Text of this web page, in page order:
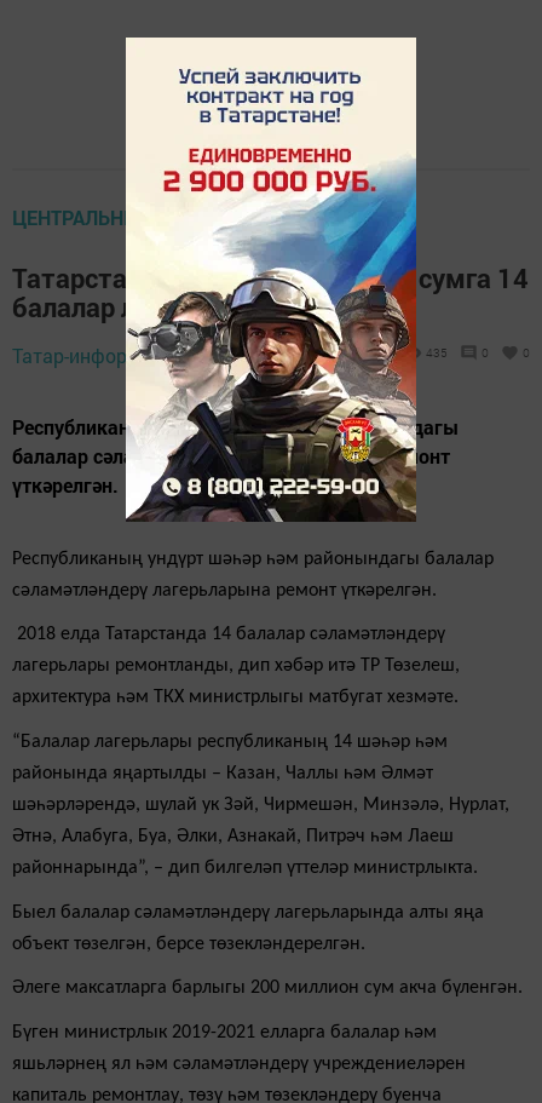
ЦЕНТРАЛЬНЫЕ НОВОСТИ
Татарстанда быел 200 миллион сумга 14
балалар лагере ремонтланган
Татар-информ, 10 декабрь 2018 - 15:29 435 0 0
Республиканың ундүрт шәһәр һәм районындагы
балалар сәламәтләндерү лагерьларына ремонт
үткәрелгән.
Республиканың ундүрт шәһәр һәм районындагы балалар
сәламәтләндерү лагерьларына ремонт үткәрелгән.
2018 елда Татарстанда 14 балалар сәламәтләндерү
лагерьлары ремонтланды, дип хәбәр итә ТР Төзелеш,
архитектура һәм ТКХ министрлыгы матбугат хезмәте.
“Балалар лагерьлары республиканың 14 шәһәр һәм
районында яңартылды – Казан, Чаллы һәм Әлмәт
шәһәрләрендә, шулай ук Зәй, Чирмешән, Минзәлә, Нурлат,
Әтнә, Алабуга, Буа, Әлки, Азнакай, Питрәч һәм Лаеш
районнарында”, – дип билгеләп үттеләр министрлыкта.
Быел балалар сәламәтләндерү лагерьларында алты яңа
объект төзелгән, берсе төзекләндерелгән.
Әлеге максатларга барлыгы 200 миллион сум акча бүленгән.
Бүген министрлык 2019-2021 елларга балалар һәм
яшьләрнең ял һәм сәламәтләндерү учреждениеләрен
капиталь ремонтлау, төзү һәм төзекләндерү буенча